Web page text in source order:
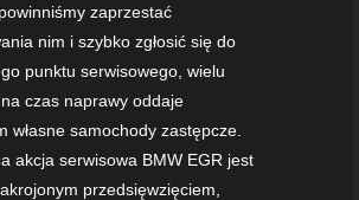
zaprzestać
nim i szybko zgłosić się do
punktu serwisowego, wielu
czas naprawy oddaje
własne samochody zastępcze.
akcja serwisowa BMW EGR jest
przedsięwzięciem,